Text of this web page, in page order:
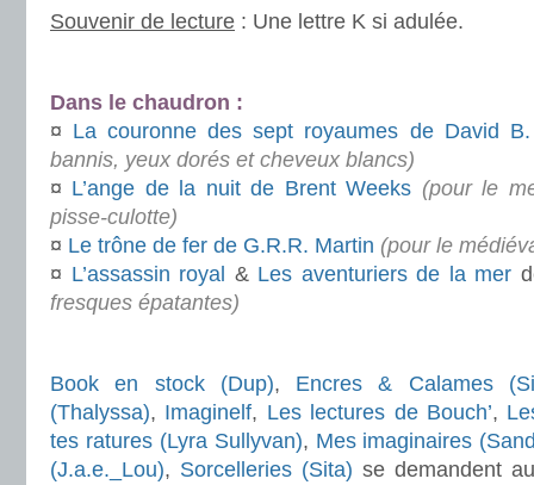
Souvenir de lecture : Une lettre K si adulée.
Dans le chaudron :
¤ La couronne des sept royaumes de David
bannis, yeux dorés et cheveux blancs)
¤ L’ange de la nuit de Brent Weeks (pour le
pisse-culotte)
¤ Le trône de fer de G.R.R. Martin (pour le
¤ L’assassin royal & Les aventuriers de la mer
fresques épatantes)
Book en stock (Dup), Encres & Calames
(Thalyssa), Imaginelf, Les lectures de Bouch’,
tes ratures (Lyra Sullyvan), Mes imaginaires
(J.a.e._Lou), Sorcelleries (Sita) se demandent